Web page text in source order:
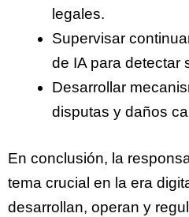
legales.
Supervisar
de IA para detectar
Desarrollar
disputas y daños
En conclusión, la
tema crucial en la era
desarrollan, operan y